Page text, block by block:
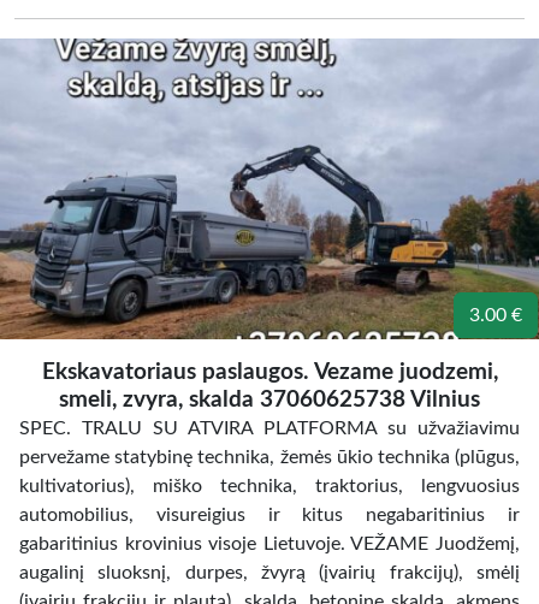
3.00 €
Ekskavatoriaus paslaugos. Vezame juodzemi,
smeli, zvyra, skalda 37060625738 Vilnius
SPEC. TRALU SU ATVIRA PLATFORMA su užvažiavimu
pervežame statybinę technika, žemės ūkio technika (plūgus,
kultivatorius), miško technika, traktorius, lengvuosius
automobilius, visureigius ir kitus negabaritinius ir
gabaritinius krovinius visoje Lietuvoje. VEŽAME Juodžemį,
augalinį sluoksnį, durpes, žvyrą (įvairių frakcijų), smėlį